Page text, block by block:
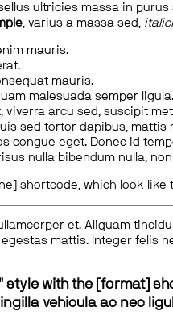
ultricies massa in
, varius a massa sed,
mauris.
mauris.
malesuada semper ligula.
viverra arcu sed, suscipit
sed tortor dapibus, mattis
congue eget. Donec id
nulla bibendum nulla,
shortcode, which look like
et. Aliquam
mattis. Integer felis
style with the [format]
vehicula ac nec